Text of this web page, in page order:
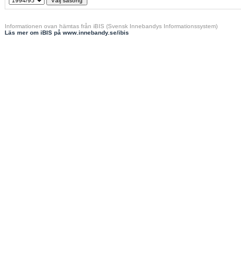
Informationen ovan hämtas från iBIS (Svensk Innebandys Informationssystem)
Läs mer om iBIS på www.innebandy.se/ibis